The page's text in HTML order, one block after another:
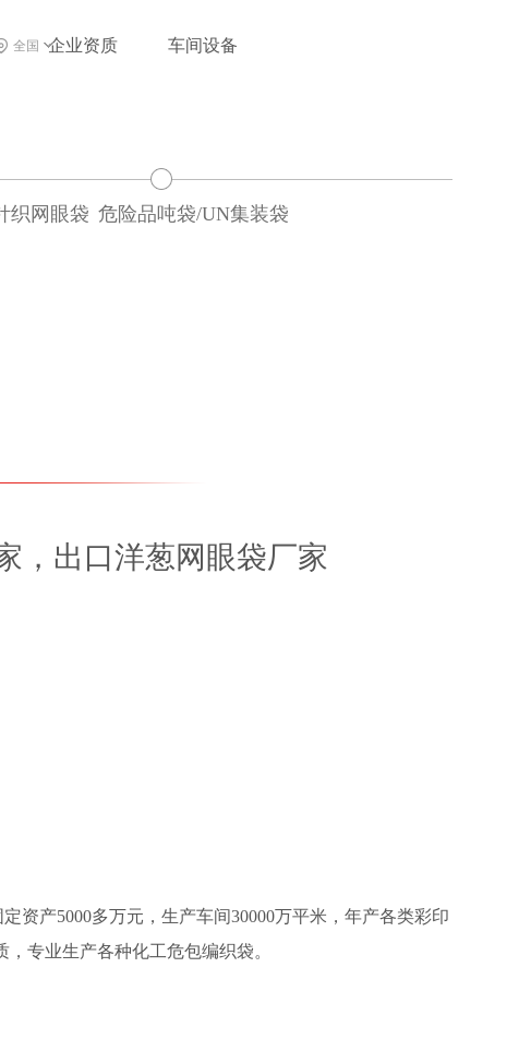
企业资质 车间设备
全国
织网眼袋 危险品吨袋/UN集装袋
，出口洋葱网眼袋厂家
资产5000多万元，生产车间30000万平米，年产各类彩印
专业生产各种化工危包编织袋。